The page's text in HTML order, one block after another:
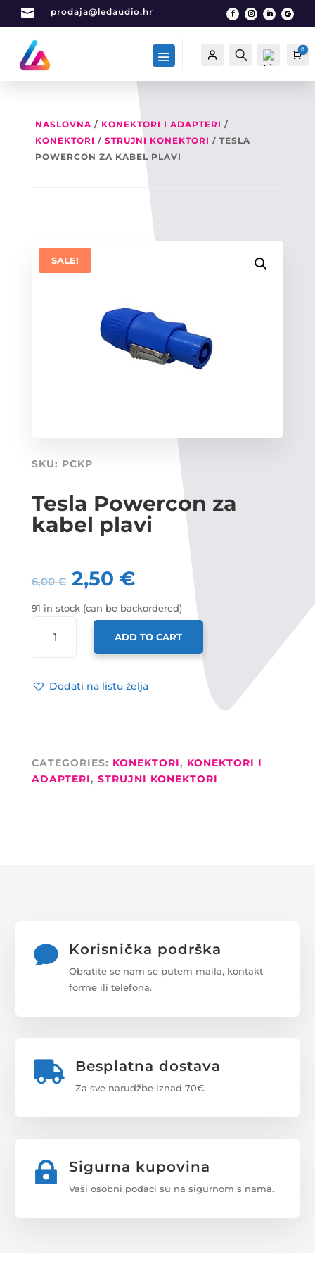
 prodaja@ledaudio.hr
Račun Traži 0
NASLOVNA/ KONEKTORI I ADAPTERI /
KONEKTORI / STRUJNI KONEKTORI / TESLA
POWERCON ZA KABEL PLAVI
SKU: PCKP
Tesla Powercon za
kabel plavi
6,00€ 2,50 €
91 in stock (can be backordered)
POWERCON
PLAVI
ADD TO CART
Dodati na listu želja
SALE!
CATEGORIES: KONEKTORI, KONEKTORI I
ADAPTERI, STRUJNI KONEKTORI
 Korisnička podrška
Obratite se nam se putem maila, kontakt
forme ili telefona.
 Besplatna dostava
Za sve narudžbe iznad 70€.
 Sigurna kupovina
Vaši osobni podaci su na sigurnom s nama.